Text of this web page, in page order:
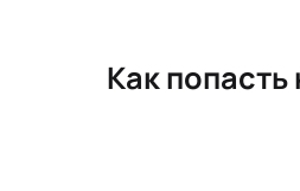
Как попасть